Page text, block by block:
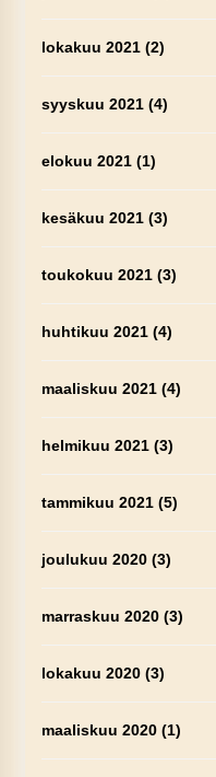
lokakuu 2021(2)
syyskuu 2021(4)
elokuu 2021(1)
kesäkuu 2021(3)
toukokuu 2021(3)
huhtikuu 2021(4)
maaliskuu 2021(4)
helmikuu 2021(3)
tammikuu 2021(5)
joulukuu 2020(3)
marraskuu 2020(3)
lokakuu 2020(3)
maaliskuu 2020(1)